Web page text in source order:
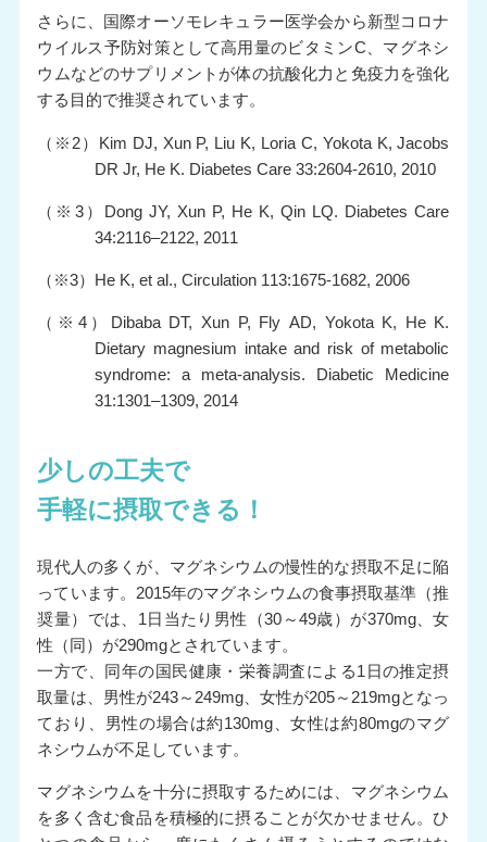
さらに、国際オーソモレキュラー医学会から新型コロナ
ウイルス予防対策として高用量のビタミンC、マグネシ
ウムなどのサプリメントが体の抗酸化力と免疫力を強化
する目的で推奨されています。
（※2）Kim DJ, Xun P, Liu K, Loria C, Yokota K, Jacobs
DR Jr, He K. Diabetes Care 33:2604-2610, 2010
（※3）Dong JY, Xun P, He K, Qin LQ. Diabetes Care
34:2116–2122, 2011
（※3）He K, et al., Circulation 113:1675-1682, 2006
（※4）Dibaba DT, Xun P, Fly AD, Yokota K, He K.
Dietary magnesium intake and risk of metabolic
syndrome: a meta-analysis. Diabetic Medicine
31:1301–1309, 2014
少しの工夫で
手軽に摂取できる！
現代人の多くが、マグネシウムの慢性的な摂取不足に陥
っています。2015年のマグネシウムの食事摂取基準（推
奨量）では、1日当たり男性（30～49歳）が370mg、女
性（同）が290mgとされています。
一方で、同年の国民健康・栄養調査による1日の推定摂
取量は、男性が243～249mg、女性が205～219mgとなっ
ており、男性の場合は約130mg、女性は約80mgのマグ
ネシウムが不足しています。
マグネシウムを十分に摂取するためには、マグネシウム
を多く含む食品を積極的に摂ることが欠かせません。ひ